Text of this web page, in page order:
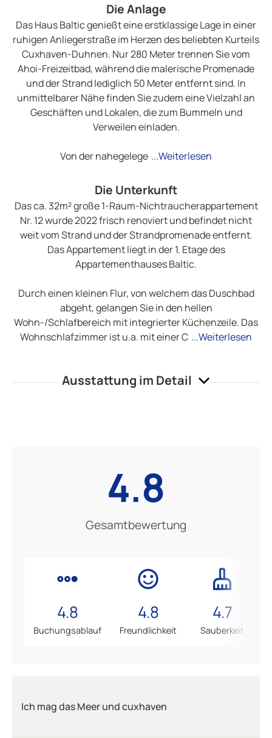
Die Anlage
Das Haus Baltic genießt eine erstklassige Lage in einer
ruhigen Anliegerstraße im Herzen des beliebten Kurteils
Cuxhaven-Duhnen. Nur 280 Meter trennen Sie vom
Ahoi-Freizeitbad, während die malerische Promenade
und der Strand lediglich 50 Meter entfernt sind. In
unmittelbarer Nähe finden Sie zudem eine Vielzahl an
Geschäften und Lokalen, die zum Bummeln und
Verweilen einladen.
Von der nahegelege ...Weiterlesen
Die Unterkunft
Das ca. 32m² große 1-Raum-Nichtraucherappartement
Nr. 12 wurde 2022 frisch renoviert und befindet nicht
weit vom Strand und der Strandpromenade entfernt.
Das Appartement liegt in der 1. Etage des
Appartementhauses Baltic.
Durch einen kleinen Flur, von welchem das Duschbad
abgeht, gelangen Sie in den hellen
Wohn-/Schlafbereich mit integrierter Küchenzeile. Das
Wohnschlafzimmer ist u.a. mit einer C ...Weiterlesen
Ausstattung im Detail
4.8
Gesamtbewertung
4.8
Buchungsablauf
4.8
Freundlichkeit
4.7
Sauberkeit
Ich mag das Meer und cuxhaven